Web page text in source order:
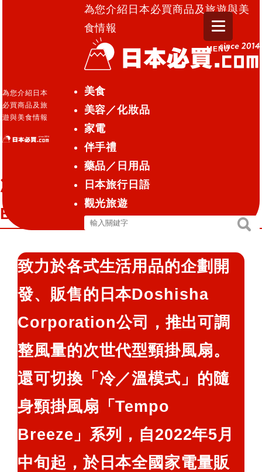
為您介紹日本
必買商品及旅
遊與美食情報
為您介紹日本必買商品及旅遊與美
食情報
美食
美容／化妝品
家電
伴手禮
藥品／日用品
日本旅行日語
觀光旅遊
搜
關
字:
搜
MENU
次世代型頸掛風扇「Tempo Breeze」系列
2022.05.24
日本Doshisha2022年5月新商品☆
次世代型頸掛風扇「Tempo
Breeze」系列
致力於各式生活用品的企劃開
發、販售的日本Doshisha
Corporation公司，推出可調
整風量的次世代型頸掛風扇。
還可切換「冷／溫模式」的隨
身頸掛風扇「Tempo
Breeze」系列，自2022年5月
中旬起，於日本全國家電量販